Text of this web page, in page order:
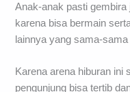
Anak-anak pasti
karena bisa bermain
lainnya yang sama-
Karena arena hiburan ini
pengunjung bisa tertib